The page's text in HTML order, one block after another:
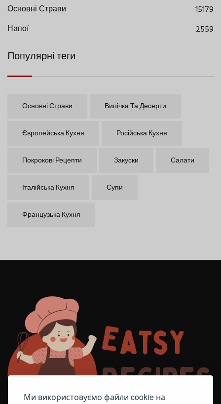
Ми використовуємо файли cookie на
Основні Страви
15179
Напої
2559
Популярні теги
Основні Страви Випічка Та Десерти
Європейська Кухня Російська Кухня
Покрокові Рецепти Закуски Салати
Італійська Кухня Супи
Французька Кухня